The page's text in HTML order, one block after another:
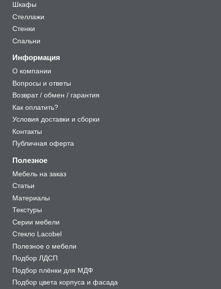
Шкафы
Стеллажи
Стенки
Спальни
Информация
О компании
Вопросы и ответы
Возврат / обмен / гарантия
Как оплатить?
Условия доставки и сборки
Контакты
Публичная оферта
Полезное
Мебель на заказ
Статьи
Материалы
Текстуры
Серии мебели
Стекло Lacobel
Полезное о мебели
Подбор ЛДСП
Подбор плёнки для МДФ
Подбор цвета корпуса и фасада